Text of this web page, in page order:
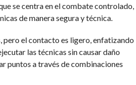
se centra en el combate controlado,
de manera segura y técnica.
pero el contacto es ligero, enfatizando
las técnicas sin causar daño
puntos a través de combinaciones